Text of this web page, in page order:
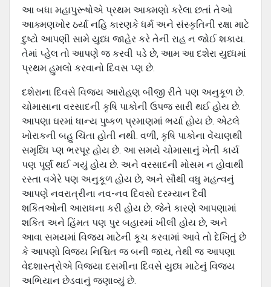
આ બધા મહાપુરૂષોએ પ્રથમ આક્મણો કરેલા છતાં તેઓ
આક્મણખોર ઠર્યા નહિ કારણકે ધર્મ અને સંસ્‍કૃતિની રક્ષા માટે
દુષ્‍ટો આપણી સામે યુધ્‍ધ જાહેર કરે તેની રાહ ન જોઈ શકાય.
તેમાં પ્‍હેલ તો આપણે જ કરવી પડે છે, આમ આ દશેરા યુધ્‍ધમાં
પ્રથમ ‍હુમલો કરવાનો દિવસ પ્‍ણ છે.
દશેરાના દિવસે વિજય આરોહણ બીજી રીતે પણ અનુકૂળ છે.
ચોમાસાના વરસાદની કૃષિ‍ પાકોની ઉપજ સારી થઈ હોય છે.
આપણા ઘરમાં ધાન્‍ય પુષ્‍કળ પ્રમાણમાં ભર્યા હોય છે. એટલે
ખોરાકની બહુ ચિંતા હોતી નથી. વળી, કૃષિ‍ પાકોના વેંચાણથી
સમૃધ્ધિ પ્‍ણ ભરપૂર હોય છે. આ સમયે ચોમાસાનું ખેતી કાર્ય
પણ પૂર્ણ થઈ ગયું હોય છે. અને વરસાદની મોસમ ન હોવાથી
રસ્‍તા વગેરે પણ અનુકૂળ હોય છે, અને સૌથી વધુ મહત્‍વનું
આપણે નવરાત્રીના નવ-નવ દિવસો દરમ્‍યાન દૈવી
શકિતઓની આરાધના કરી હોય છે. જેને કારણે આપણામાં
શકિત અને હિંમત પણ પુર બહારમાં ખીલી હોય છે, અને
આવા સમયમાં વિજય માટેની કૂચ કરવામાં આવે તો દેખિતું છે
કે આપણો વિજય નિશ્ચિત જ બની જાય, તેથી જ આપણા
વેદશાસ્‍ત્રોએ વિજયા દસમીના દિવસે યુધ્‍ધ માટેનું વિજય
અભિયાન છેડવાનું જણાવ્યું છે.